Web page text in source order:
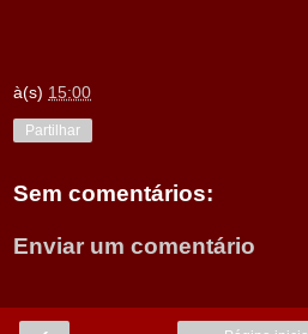
à(s) 15:00
Partilhar
Sem comentários:
Enviar um comentário